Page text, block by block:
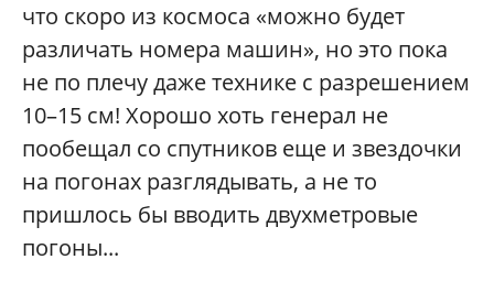
что скоро из космоса «можно будет
различать номера машин», но это пока
не по плечу даже технике с разрешением
10–15 см! Хорошо хоть генерал не
пообещал со спутников еще и звездочки
на погонах разглядывать, а не то
пришлось бы вводить двухметровые
погоны...